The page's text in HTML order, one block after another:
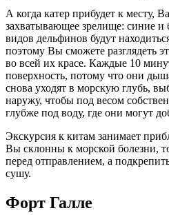
А когда катер прибудет к месту,
захватывающее зрелище: синие и
видов дельфинов будут
поэтому Вы сможете разглядеть
во всей их красе. Каждые 10
поверхность, потому что они
снова уходят в морскую глубь,
наружу, чтобы под весом
глубже под воду, где они могут
Экскурсия к китам занимает
Вы склонны к морской болезни,
перед отправлением, а
сушу.
Форт Галле